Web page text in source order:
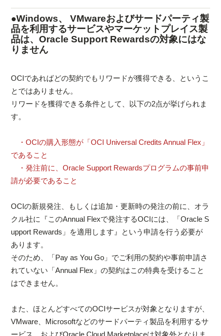
●Windows、 VMwareおよびサードパーティ製
品を利用するサービスやマーケットプレイス製
品は、Oracle Support Rewardsの対象にはな
りません
OCIであればどの契約でもリワードが獲得できる、というこ
とではありません。
リワードを獲得できる条件として、以下の2点が挙げられま
す。
・OCIの購入形態が「OCI Universal Credits Annual Flex」
であること
・発注前に、Oracle Support Rewardsプログラムの事前申
請が必要であること
OCIの新規発注、もしくは追加・更新時の発注の前に、オラ
クル社に『このAnnual Flexで発注するOCIには、「Oracle S
upport Rewards」を適用します』という申請を行う必要が
あります。
そのため、「Pay as You Go」でご利用の契約や事前申請さ
れていない「Annual Flex」の契約はこの特典を受けること
はできません。
また、ほとんどすべてのOCIサービスが対象となりますが、
VMware、Microsoftなどのサードパーティ製品を利用するサ